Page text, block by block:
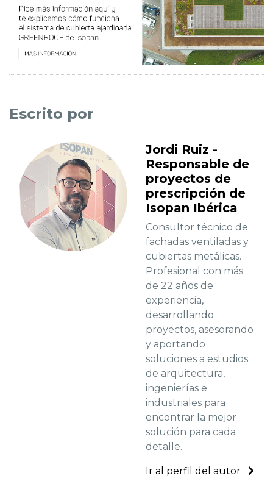
Escrito por
Jordi Ruiz -
Responsable de
proyectos de
prescripción de
Isopan Ibérica
Consultor técnico de
fachadas ventiladas y
cubiertas metálicas.
Profesional con más
de 22 años de
experiencia,
desarrollando
proyectos, asesorando
y aportando
soluciones a estudios
de arquitectura,
ingenierías e
industriales para
encontrar la mejor
solución para cada
detalle.
Ir al perfil del autor